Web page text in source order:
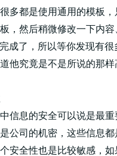
多都是使用通用的模板
，然后稍微修改一下内容
成了，所以等你发现有
他究竟是不是所说的那样
信息的安全可以说是最
公司的机密，这些信息
安全性也是比较敏感，